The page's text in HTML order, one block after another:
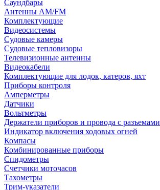
Саундбары
Антенны AM/FM
Комплектующие
Видеосистемы
Судовые камеры
Cудовые тепловизоры
Телевизионные антенны
Видеокабели
Комплектующие для лодок, катеров, яхт
Приборы контроля
Амперметры
Датчики
Вольтметры
Держатели приборов и провода с разъемами
Индикатор включения ходовых огней
Компасы
Комбинированные приборы
Спидометры
Счетчики моточасов
Тахометры
Трим-указатели